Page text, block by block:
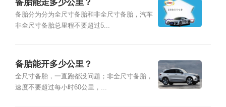
备胎能走多少公里？
备胎分为分为全尺寸备胎和非全尺寸备胎，汽车
非全尺寸备胎总里程不要超过5...
备胎能开多少公里？
全尺寸备胎，一直跑都没问题；非全尺寸备胎，
速度不要超过每小时60公里，...